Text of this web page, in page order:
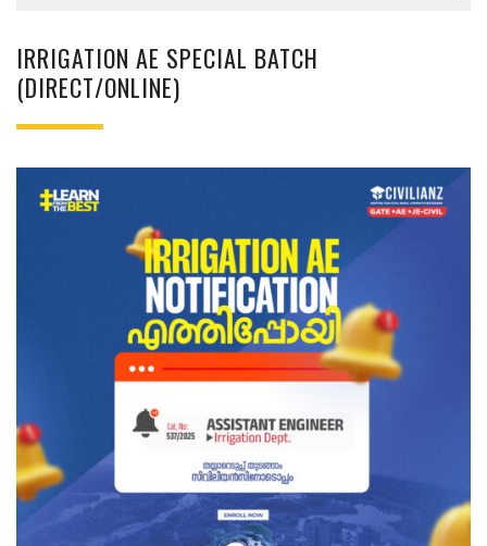
IRRIGATION AE SPECIAL BATCH
(DIRECT/ONLINE)